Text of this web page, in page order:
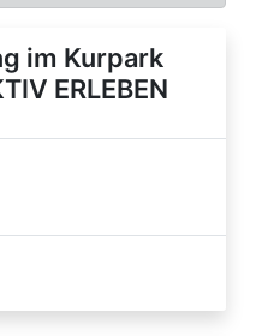
im Kurpark
ERLEBEN